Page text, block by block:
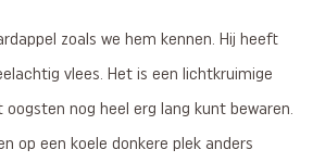
zoals we hem kennen. Hij heeft
vlees. Het is een lichtkruimige
oogsten nog heel erg lang kunt bewaren.
op een koele donkere plek anders